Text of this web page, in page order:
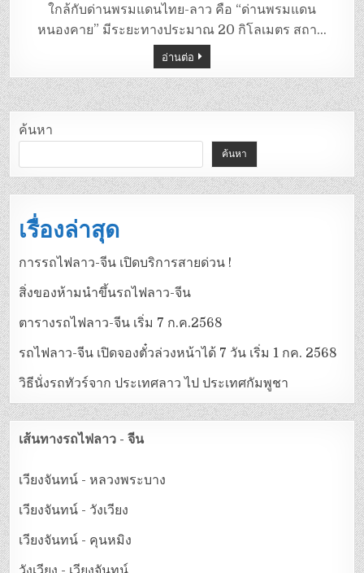
ใกล้กับด่านพรมแดนไทย-ลาว คือ “ด่านพรมแดน
หนองคาย” มีระยะทางประมาณ 20 กิโลเมตร สถา…
อ่านต่อ
ค้นหา
ค้นหา
เรื่องล่าสุด
การรถไฟลาว-จีน เปิดบริการสายด่วน !
สิ่งของห้ามนำขึ้นรถไฟลาว-จีน
ตารางรถไฟลาว-จีน เริ่ม 7 ก.ค.2568
รถไฟลาว-จีน เปิดจองตั๋วล่วงหน้าได้ 7 วัน เริ่ม 1 กค. 2568
วิธีนั่งรถทัวร์จาก ประเทศลาว ไป ประเทศกัมพูชา
เส้นทางรถไฟลาว - จีน
เวียงจันทน์ - หลวงพระบาง
เวียงจันทน์ - วังเวียง
เวียงจันทน์ - คุนหมิง